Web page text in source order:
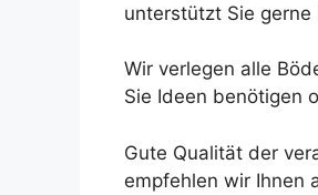
unterstützt Sie
Wir verlegen alle
Sie Ideen benötigen
Gute Qualität der
empfehlen wir Ihnen